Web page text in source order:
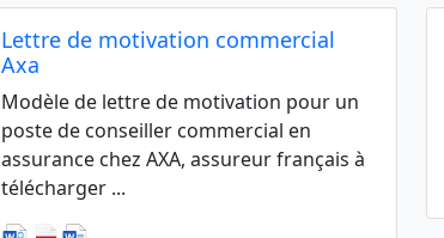
Lettre de motivation commercial
Axa
Modèle de lettre de motivation pour un
poste de conseiller commercial en
assurance chez AXA, assureur français à
télécharger ...